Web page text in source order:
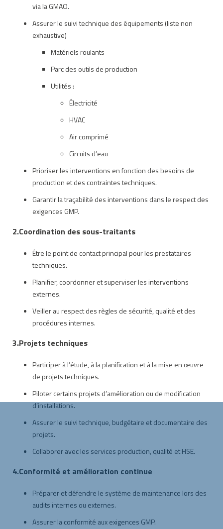
via la GMAO.
Assurer le suivi technique des équipements (liste non
exhaustive)
Matériels roulants
Parc des outils de production
Utilités :
Électricité
HVAC
Air comprimé
Circuits d’eau
Prioriser les interventions en fonction des besoins de
production et des contraintes techniques.
Garantir la traçabilité des interventions dans le respect des
exigences GMP.
2.Coordination des sous-traitants
Être le point de contact principal pour les prestataires
techniques.
Planifier, coordonner et superviser les interventions
externes.
Veiller au respect des règles de sécurité, qualité et des
procédures internes.
3.Projets techniques
Participer à l’étude, à la planification et à la mise en œuvre
de projets techniques.
Piloter certains projets d’amélioration ou de modification
d’installations.
Assurer le suivi technique, budgétaire et documentaire des
projets.
Collaborer avec les services production, qualité et HSE.
4.Conformité et amélioration continue
Préparer et défendre le système de maintenance lors des
audits internes ou externes.
Assurer la conformité aux exigences GMP.